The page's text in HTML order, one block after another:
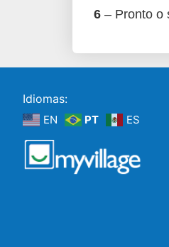
6 – Pronto o
Idiomas:
EN PT ES